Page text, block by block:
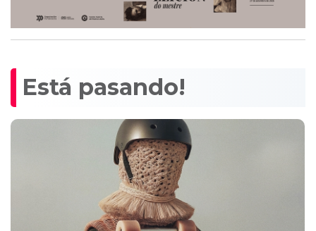
Está pasando!